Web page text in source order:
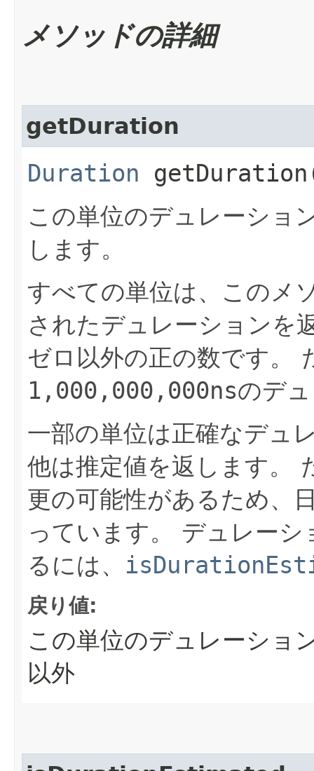
メソッドの詳細
getDuration
Duration
この単位のデュレーショ
します。
すべての単位は、このメ
されたデュレーションを
ゼロ以外の正の数です。
1,000,000,000nsのデ
一部の単位は正確なデュ
他は推定値を返します。
更の可能性があるため、
っています。
デュレーシ
るには、
戻り値:
この単位のデュレーショ
以外